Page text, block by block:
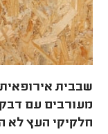
שבבית
מעורבים עם
חלקיקי העץ לא